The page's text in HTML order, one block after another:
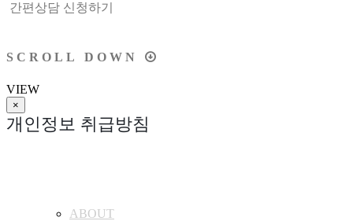
간편상담 신청하기
S C R O L L D O W N
VIEW
×
개인정보 취급방침
ABOUT